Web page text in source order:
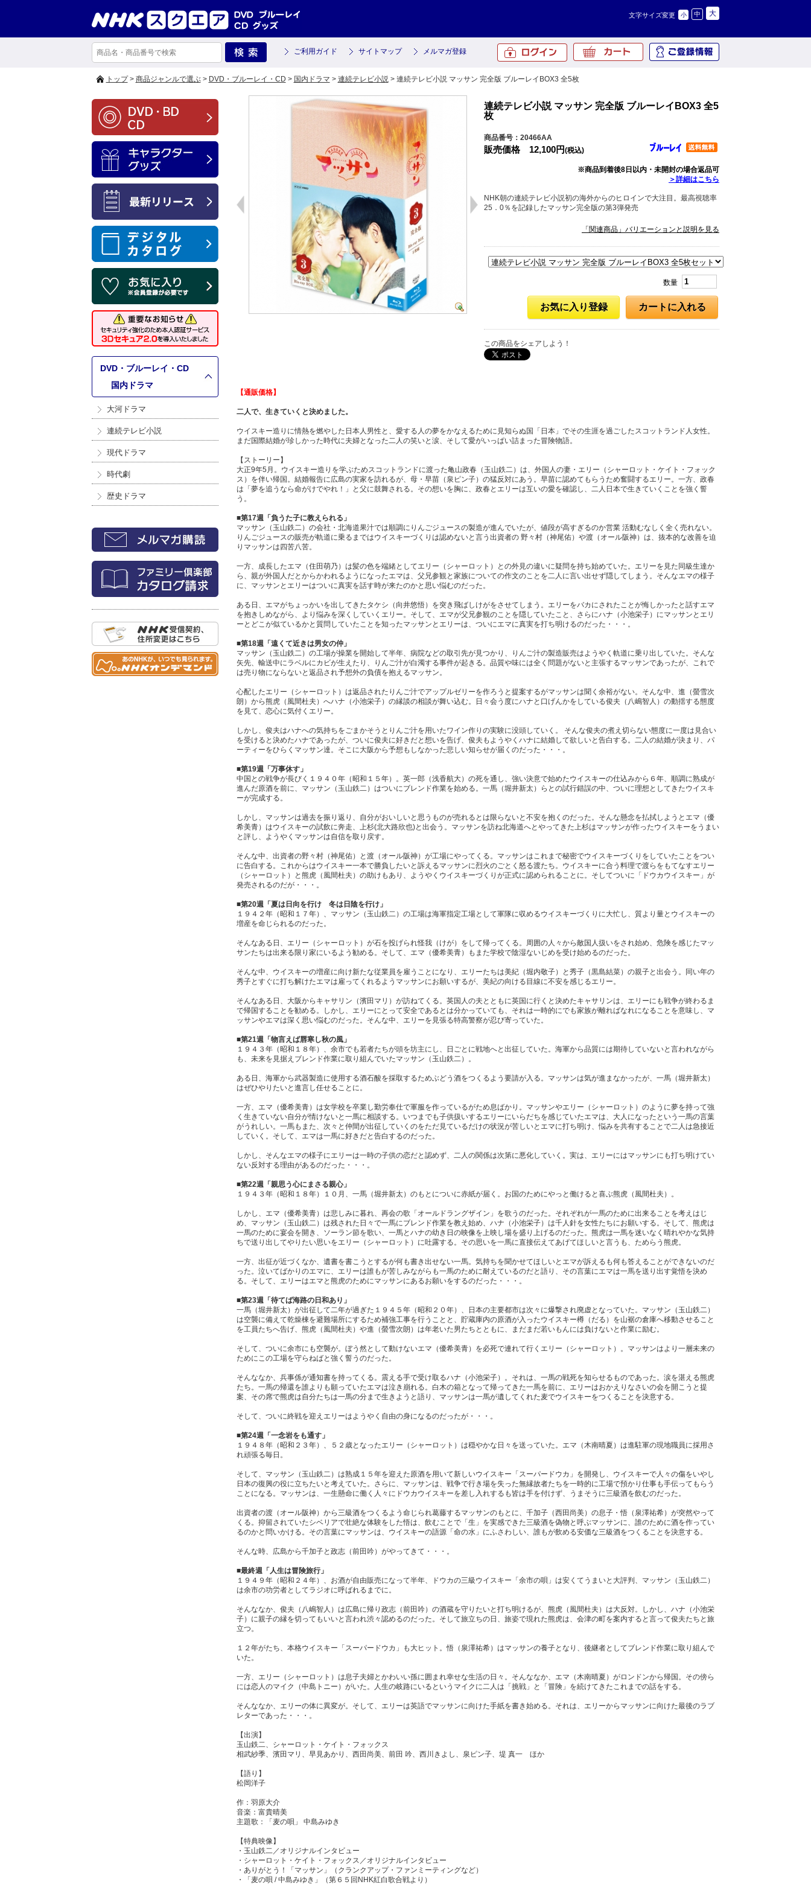
文字サイズ変更 小 中 大
ご利用ガイド サイトマップ メルマガ登録
トップ> 商品ジャンルで選ぶ> DVD・ブルーレイ・CD > 国内ドラマ > 連続テレビ小説> 連続テレビ小説 マッサン 完全版 ブルーレイBOX3 全5枚
DVD・ブルーレイ・CD
国内ドラマ
大河ドラマ
連続テレビ小説
現代ドラマ
時代劇
歴史ドラマ
連続テレビ小説 マッサン 完全版 ブルーレイBOX3 全5
枚
商品番号：20466AA
販売価格 12,100円(税込)
※商品到着後8日以内・未開封の場合返品可
＞詳細はこちら
NHK朝の連続テレビ小説初の海外からのヒロインで大注目。最高視聴率
25．0％を記録したマッサン完全版の第3弾発売
「関連商品」バリエーションと説明を見る
数量
カートに入れる
お気に入り登録
この商品をシェアしよう！
【通販価格】
二人で、生きていくと決めました。
ウイスキー造りに情熱を燃やした日本人男性と、愛する人の夢をかなえるために見知らぬ国「日本」でその生涯を過ごしたスコットランド人女性。
まだ国際結婚が珍しかった時代に夫婦となった二人の笑いと涙、そして愛がいっぱい詰まった冒険物語。
【ストーリー】
大正9年5月。ウイスキー造りを学ぶためスコットランドに渡った亀山政春（玉山鉄二）は、外国人の妻・エリー（シャーロット・ケイト・フォック
ス）を伴い帰国。結婚報告に広島の実家を訪れるが、母・早苗（泉ピン子）の猛反対にあう。早苗に認めてもらうため奮闘するエリー。一方、政春
は「夢を追うなら命がけでやれ！」と父に鼓舞される。その想いを胸に、政春とエリーは互いの愛を確認し、二人日本で生きていくことを強く誓
う。
■第17週「負うた子に教えられる」
マッサン（玉山鉄二）の会社・北海道果汁では順調にりんごジュースの製造が進んでいたが、値段が高すぎるのか営業 活動むなしく全く売れない。
りんごジュースの販売が軌道に乗るまではウイスキーづくりは認めないと言う出資者の 野々村（神尾佑）や渡（オール阪神）は、抜本的な改善を迫
りマッサンは四苦八苦。
一方、成長したエマ（住田萌乃）は髪の色を端緒としてエリー（シャーロット）との外見の違いに疑問を持ち始めていた。エリーを見た同級生達か
ら、親が外国人だとからかわれるようになったエマは、父兄参観と家族についての作文のことを二人に言い出せず隠してしまう。そんなエマの様子
に、マッサンとエリーはついに真実を話す時が来たのかと思い悩むのだった。
ある日、エマがちょっかいを出してきたタケシ（向井悠悟）を突き飛ばしけがをさせてしまう。エリーをバカにされたことが悔しかったと話すエマ
を抱きしめながら、より悩みを深くしていくエリー。そして、エマが父兄参観のことを隠していたこと、さらにハナ（小池栄子）にマッサンとエリ
ーとどこが似ているかと質問していたことを知ったマッサンとエリーは、ついにエマに真実を打ち明けるのだった・・・。
■第18週「遠くて近きは男女の仲」
マッサン（玉山鉄二）の工場が操業を開始して半年、病院などの取引先が見つかり、りんご汁の製造販売はようやく軌道に乗り出していた。そんな
矢先、輸送中にラベルにカビが生えたり、りんご汁が白濁する事件が起きる。品質や味には全く問題がないと主張するマッサンであったが、これで
は売り物にならないと返品され予想外の負債を抱えるマッサン。
心配したエリー（シャーロット）は返品されたりんご汁でアップルゼリーを作ろうと提案するがマッサンは聞く余裕がない。そんな中、進（螢雪次
朗）から熊虎（風間杜夫）へハナ（小池栄子）の縁談の相談が舞い込む。日々会う度にハナと口げんかをしている俊夫（八嶋智人）の動揺する態度
を見て、恋心に気付くエリー。
しかし、俊夫はハナへの気持ちをごまかそうとりんご汁を用いたワイン作りの実験に没頭していく。 そんな俊夫の煮え切らない態度に一度は見合い
を受けると決めたハナであったが、ついに俊夫に好きだと想いを告げ、俊夫もようやくハナに結婚して欲しいと告白する。二人の結婚が決まり、パ
ーティーをひらくマッサン達。そこに大阪から予想もしなかった悲しい知らせが届くのだった・・・。
■第19週「万事休す」
中国との戦争が長びく１９４０年（昭和１５年）。英一郎（浅香航大）の死を通し、強い決意で始めたウイスキーの仕込みから６年、順調に熟成が
進んだ原酒を前に、マッサン（玉山鉄二）はついにブレンド作業を始める。一馬（堀井新太）らとの試行錯誤の中、ついに理想としてきたウイスキ
ーが完成する。
しかし、マッサンは過去を振り返り、自分がおいしいと思うものが売れるとは限らないと不安を抱くのだった。そんな懸念を払拭しようとエマ（優
希美青）はウイスキーの試飲に奔走、上杉(北大路欣也)と出会う。マッサンを訪ね北海道へとやってきた上杉はマッサンが作ったウイスキーをうまい
と評し、ようやくマッサンは自信を取り戻す。
そんな中、出資者の野々村（神尾佑）と渡（オール阪神）が工場にやってくる。マッサンはこれまで秘密でウイスキーづくりをしていたことをつい
に告白する。これからはウイスキー一本で勝負したいと訴えるマッサンに烈火のごとく怒る渡たち。ウイスキーに合う料理で渡らをもてなすエリー
（シャーロット）と熊虎（風間杜夫）の助けもあり、ようやくウイスキーづくりが正式に認められることに。そしてついに「ドウカウイスキー」が
発売されるのだが・・・。
■第20週「夏は日向を行け 冬は日陰を行け」
１９４２年（昭和１７年）、マッサン（玉山鉄二）の工場は海軍指定工場として軍隊に収めるウイスキーづくりに大忙し、質より量とウイスキーの
増産を命じられるのだった。
そんなある日、エリー（シャーロット）が石を投げられ怪我（けが）をして帰ってくる。周囲の人々から敵国人扱いをされ始め、危険を感じたマッ
サンたちは出来る限り家にいるよう勧める。そして、エマ（優希美青）もまた学校で陰湿ないじめを受け始めるのだった。
そんな中、ウイスキーの増産に向け新たな従業員を雇うことになり、エリーたちは美紀（堀内敬子）と秀子（黒島結菜）の親子と出会う。同い年の
秀子とすぐに打ち解けたエマは雇ってくれるようマッサンにお願いするが、美紀の向ける目線に不安を感じるエリー。
そんなある日、大阪からキャサリン（濱田マリ）が訪ねてくる。英国人の夫とともに英国に行くと決めたキャサリンは、エリーにも戦争が終わるま
で帰国することを勧める。しかし、エリーにとって安全であるとは分かっていても、それは一時的にでも家族が離ればなれになることを意味し、マ
ッサンやエマは深く思い悩むのだった。そんな中、エリーを見張る特高警察が忍び寄っていた。
■第21週「物言えば唇寒し秋の風」
１９４３年（昭和１８年）、余市でも若者たちが頭を坊主にし、日ごとに戦地へと出征していた。海軍から品質には期待していないと言われながら
も、未来を見据えブレンド作業に取り組んでいたマッサン（玉山鉄二）。
ある日、海軍から武器製造に使用する酒石酸を採取するためぶどう酒をつくるよう要請が入る。マッサンは気が進まなかったが、一馬（堀井新太）
はぜひやりたいと進言し任せることに。
一方、エマ（優希美青）は女学校を卒業し勤労奉仕で軍服を作っているがため息ばかり。マッサンやエリー（シャーロット）のように夢を持って強
く生きていない自分が情けないと一馬に相談する。いつまでも子供扱いするエリーにいらだちを感じていたエマは、大人になったという一馬の言葉
がうれしい。一馬もまた、次々と仲間が出征していくのをただ見ているだけの状況が苦しいとエマに打ち明け、悩みを共有することで二人は急接近
していく。そして、エマは一馬に好きだと告白するのだった。
しかし、そんなエマの様子にエリーは一時の子供の恋だと認めず、二人の関係は次第に悪化していく。実は、エリーにはマッサンにも打ち明けてい
ない反対する理由があるのだった・・・。
■第22週「親思う心にまさる親心」
１９４３年（昭和１８年）１０月、一馬（堀井新太）のもとについに赤紙が届く。お国のためにやっと働けると喜ぶ熊虎（風間杜夫）。
しかし、エマ（優希美青）は悲しみに暮れ、再会の歌「オールドラングザイン」を歌うのだった。それぞれが一馬のために出来ることを考えはじ
め、マッサン（玉山鉄二）は残された日々で一馬にブレンド作業を教え始め、ハナ（小池栄子）は千人針を女性たちにお願いする。そして、熊虎は
一馬のために宴会を開き、ソーラン節を歌い、一馬とハナの幼き日の映像を上映し場を盛り上げるのだった。熊虎は一馬を迷いなく晴れやかな気持
ちで送り出してやりたい思いをエリー（シャーロット）に吐露する。その思いを一馬に直接伝えてあげてほしいと言うも、ためらう熊虎。
一方、出征が近づくなか、遺書を書こうとするが何も書き出せない一馬。気持ちを聞かせてほしいとエマが訴えるも何も答えることができないのだ
った。泣いてばかりのエマに、エリーは誰もが苦しみながらも一馬のために耐えているのだと語り、その言葉にエマは一馬を送り出す覚悟を決め
る。そして、エリーはエマと熊虎のためにマッサンにあるお願いをするのだった・・・。
■第23週「待てば海路の日和あり」
一馬（堀井新太）が出征して二年が過ぎた１９４５年（昭和２０年）、日本の主要都市は次々に爆撃され廃虚となっていた。マッサン（玉山鉄二）
は空襲に備えて乾燥棟を避難場所にするため補強工事を行うことと、貯蔵庫内の原酒が入ったウイスキー樽（だる）を山裾の倉庫へ移動させること
を工員たちへ告げ、熊虎（風間杜夫）や進（螢雪次朗）は年老いた男たちとともに、まだまだ若いもんには負けないと作業に励む。
そして、ついに余市にも空襲が。ぼう然として動けないエマ（優希美青）を必死で連れて行くエリー（シャーロット）。マッサンはより一層未来の
ためにこの工場を守らねばと強く誓うのだった。
そんななか、兵事係が通知書を持ってくる。震える手で受け取るハナ（小池栄子）。それは、一馬の戦死を知らせるものであった。涙を湛える熊虎
たち。一馬の帰還を誰よりも願っていたエマは泣き崩れる。白木の箱となって帰ってきた一馬を前に、エリーはおかえりなさいの会を開こうと提
案、その席で熊虎は自分たちは一馬の分まで生きようと語り、マッサンは一馬が遺してくれた麦でウイスキーをつくることを決意する。
そして、ついに終戦を迎えエリーはようやく自由の身になるのだったが・・・。
■第24週「一念岩をも通す」
１９４８年（昭和２３年）、５２歳となったエリー（シャーロット）は穏やかな日々を送っていた。エマ（木南晴夏）は進駐軍の現地職員に採用さ
れ頑張る毎日。
そして、マッサン（玉山鉄二）は熟成１５年を迎えた原酒を用いて新しいウイスキー「スーパードウカ」を開発し、ウイスキーで人々の傷をいやし
日本の復興の役に立ちたいと考えていた。さらに、マッサンは、戦争で行き場を失った無縁故者たちを一時的に工場で預かり仕事も手伝ってもらう
ことになる。マッサンは、一生懸命に働く人々にドウカウイスキーを差し入れするも皆は手を付けず、うまそうに三級酒を飲むのだった。
出資者の渡（オール阪神）から三級酒をつくるよう命じられ葛藤するマッサンのもとに、千加子（西田尚美）の息子・悟（泉澤祐希）が突然やって
くる。抑留されていたシベリアで壮絶な体験をした悟は、飲むことで「生」を実感できた三級酒を偽物と呼ぶマッサンに、誰のために酒を作ってい
るのかと問いかける。その言葉にマッサンは、ウイスキーの語源「命の水」にふさわしい、誰もが飲める安価な三級酒をつくることを決意する。
そんな時、広島から千加子と政志（前田吟）がやってきて・・・。
■最終週「人生は冒険旅行」
１９４９年（昭和２４年）、お酒が自由販売になって半年、ドウカの三級ウイスキー「余市の唄」は安くてうまいと大評判、マッサン（玉山鉄二）
は余市の功労者としてラジオに呼ばれるまでに。
そんななか、俊夫（八嶋智人）は広島に帰り政志（前田吟）の酒蔵を守りたいと打ち明けるが、熊虎（風間杜夫）は大反対。しかし、ハナ（小池栄
子）に親子の縁を切ってもいいと言われ渋々認めるのだった。そして旅立ちの日、旅姿で現れた熊虎は、会津の町を案内すると言って俊夫たちと旅
立つ。
１２年がたち、本格ウイスキー「スーパードウカ」も大ヒット。悟（泉澤祐希）はマッサンの養子となり、後継者としてブレンド作業に取り組んで
いた。
一方、エリー（シャーロット）は息子夫婦とかわいい孫に囲まれ幸せな生活の日々。そんななか、エマ（木南晴夏）がロンドンから帰国。その傍ら
には恋人のマイク（中島トニー）がいた。人生の岐路にいるというマイクに二人は「挑戦」と「冒険」を続けてきたこれまでの話をする。
そんななか、エリーの体に異変が。そして、エリーは英語でマッサンに向けた手紙を書き始める。それは、エリーからマッサンに向けた最後のラブ
レターであった・・・。
【出演】
玉山鉄二、シャーロット・ケイト・フォックス
相武紗季、濱田マリ、早見あかり、西田尚美、前田 吟、西川きよし、泉ピン子、堤 真一 ほか
【語り】
松岡洋子
作：羽原大介
音楽：富貴晴美
主題歌：「麦の唄」 中島みゆき
【特典映像】
・玉山鉄二／オリジナルインタビュー
・シャーロット・ケイト・フォックス／オリジナルインタビュー
・ありがとう！「マッサン」（クランクアップ・ファンミーティングなど）
・「麦の唄 / 中島みゆき」（第６５回NHK紅白歌合戦より）